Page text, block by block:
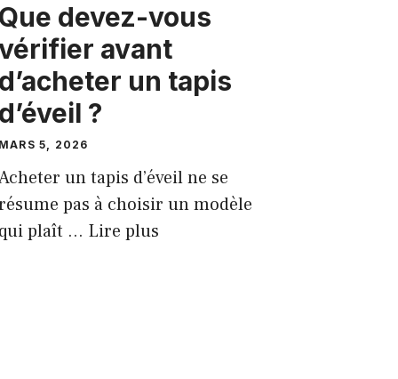
devez-vous
avant
un tapis
?
5, 2026
un tapis d’éveil ne se
pas à choisir un modèle
plaît ... Lire plus